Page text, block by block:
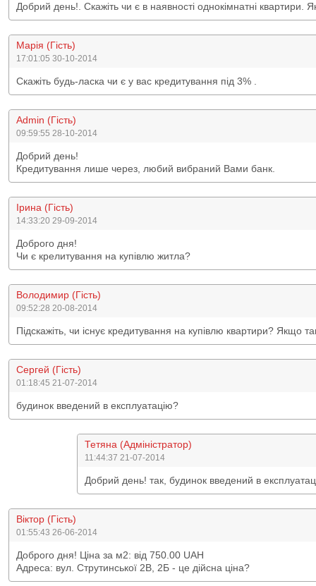
Добрий день!. Скажіть чи є в наявності однокімнатні квартири.
Марія (Гість)
17:01:05 30-10-2014
Скажіть будь-ласка чи є у вас кредитування під 3% .
Admin (Гість)
09:59:55 28-10-2014
Добрий день!
Кредитування лише через, любий вибраний Вами банк.
Ірина (Гість)
14:33:20 29-09-2014
Доброго дня!
Чи є крелитування на купівлю житла?
Володимир (Гість)
09:52:28 20-08-2014
Підскажіть, чи існує кредитування на купівлю квартири? Якщо
Сергей (Гість)
01:18:45 21-07-2014
будинок введений в експлуатацію?
Тетяна (Адміністратор)
11:44:37 21-07-2014
Добрий день! так, будинок введений в
Віктор (Гість)
01:55:43 26-06-2014
Доброго дня! Ціна за м2: від 750.00 UAH
Адреса: вул. Струтинської 2В, 2Б - це дійсна ціна?